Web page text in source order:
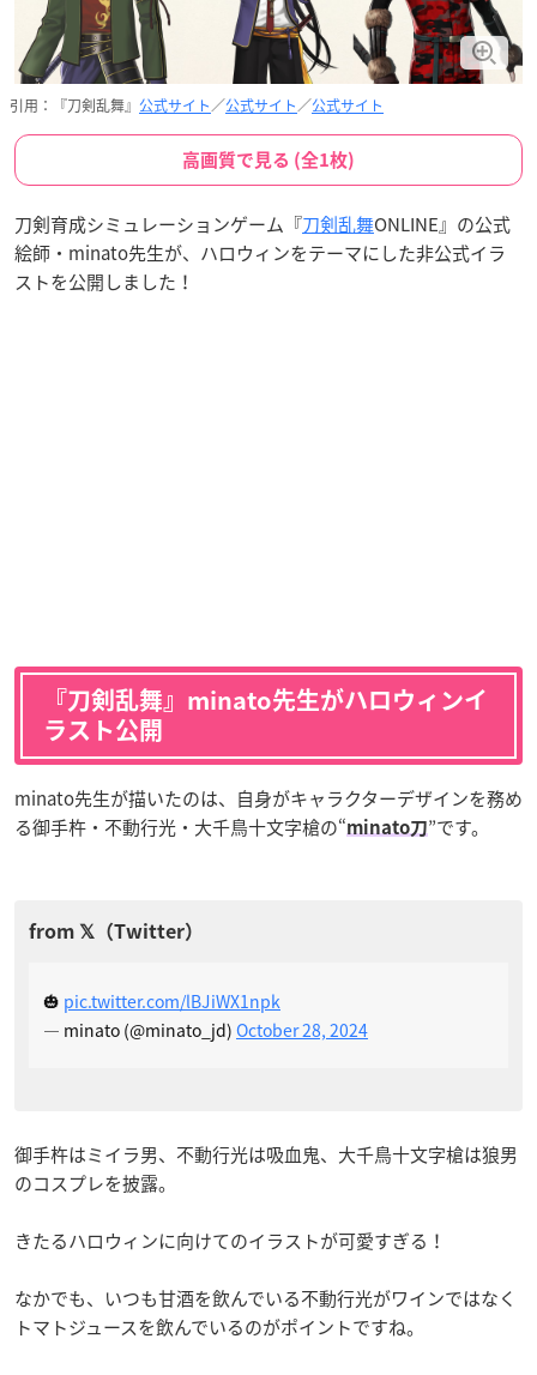
引用：『刀剣乱舞』 公式サイト／公式サイト／公式サイト
高画質で見る (全1枚)
刀剣育成シミュレーションゲーム『刀剣乱舞ONLINE』の公式
絵師・minato先生が、ハロウィンをテーマにした非公式イラ
ストを公開しました！
『刀剣乱舞』minato先生がハロウィンイ
ラスト公開
minato先生が描いたのは、自身がキャラクターデザインを務め
る御手杵・不動行光・大千鳥十文字槍の“minato刀”です。
🎃 pic.twitter.com/lBJiWX1npk
— minato (@minato_jd) October 28, 2024
御手杵はミイラ男、不動行光は吸血鬼、大千鳥十文字槍は狼男
のコスプレを披露。
きたるハロウィンに向けてのイラストが可愛すぎる！
なかでも、いつも甘酒を飲んでいる不動行光がワインではなく
トマトジュースを飲んでいるのがポイントですね。